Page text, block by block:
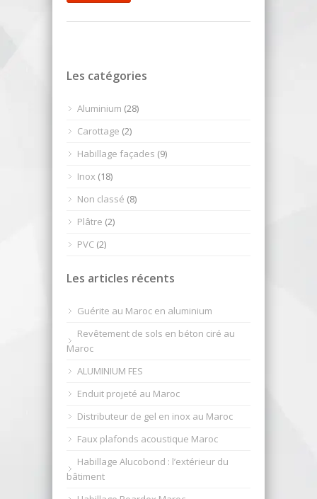
Les catégories
Aluminium (28)
Carottage (2)
Habillage façades (9)
Inox (18)
Non classé (8)
Plâtre (2)
PVC (2)
Les articles récents
Guérite au Maroc en aluminium
Revêtement de sols en béton ciré au
Maroc
ALUMINIUM FES
Enduit projeté au Maroc
Distributeur de gel en inox au Maroc
Faux plafonds acoustique Maroc
Habillage Alucobond : l’extérieur du
bâtiment